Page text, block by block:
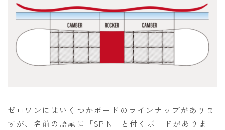
estivo
OAKLEY
QUICKSILVER
rew
SALOMON
ゼロワンにはいくつかボードのラインナップがありま
すが、名前の語尾に「SPIN」と付くボードがありま